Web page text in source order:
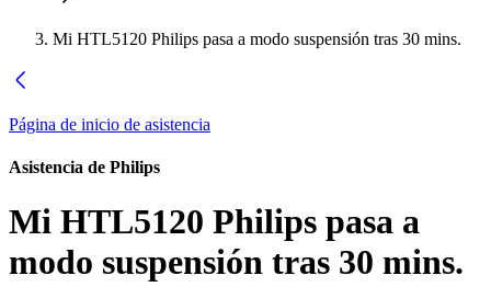
Mi HTL5120 Philips pasa a modo suspensión tras 30 mins.
Página de inicio de asistencia
Asistencia de Philips
Mi HTL5120 Philips pasa a
modo suspensión tras 30 mins.